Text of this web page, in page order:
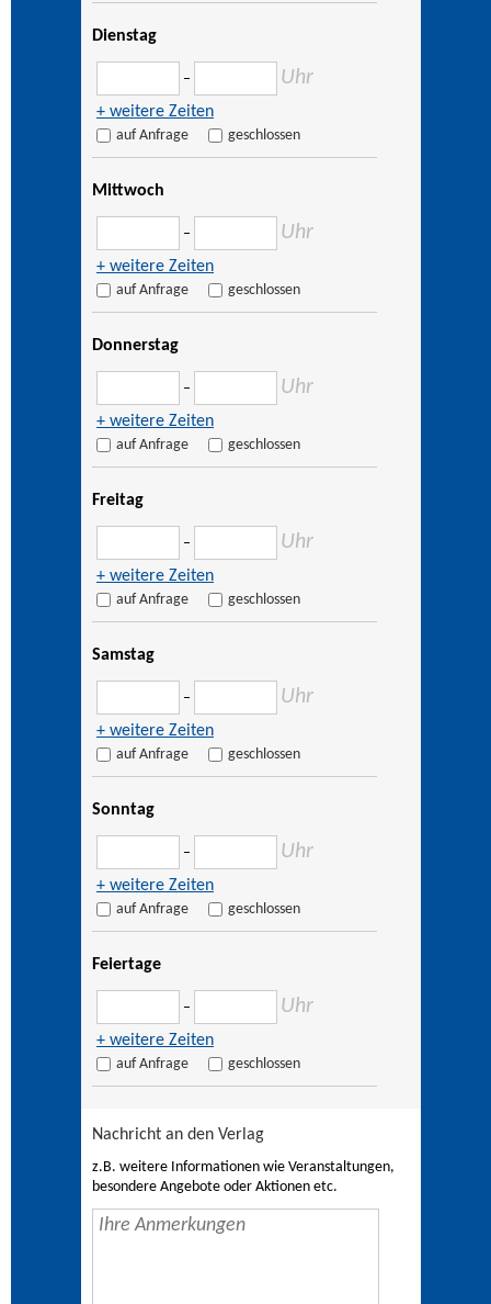
Dienstag
– Uhr
+ weitere Zeiten
auf Anfrage geschlossen
Mittwoch
– Uhr
+ weitere Zeiten
auf Anfrage geschlossen
Donnerstag
– Uhr
+ weitere Zeiten
auf Anfrage geschlossen
Freitag
– Uhr
+ weitere Zeiten
auf Anfrage geschlossen
Samstag
– Uhr
+ weitere Zeiten
auf Anfrage geschlossen
Sonntag
– Uhr
+ weitere Zeiten
auf Anfrage geschlossen
Feiertage
– Uhr
+ weitere Zeiten
auf Anfrage geschlossen
Nachricht an den Verlag
z.B. weitere Informationen wie Veranstaltungen,
besondere Angebote oder Aktionen etc.